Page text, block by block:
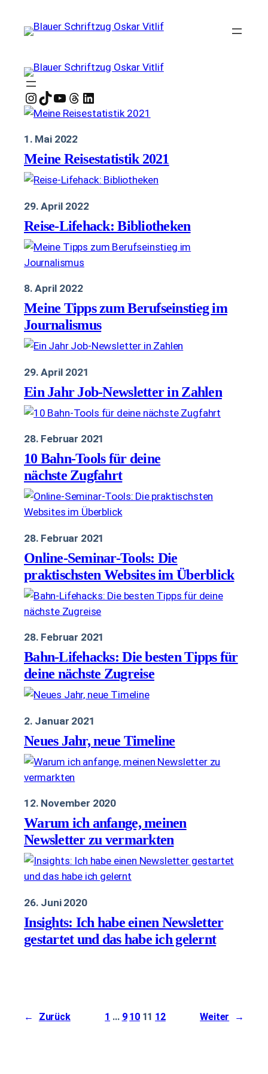
Inhalt
InstagramTikTok YouTube Threads LinkedIn
1. Mai 2022
Meine Reisestatistik 2021
29. April 2022
Reise-Lifehack: Bibliotheken
8. April 2022
Meine Tipps zum Berufseinstieg im
Journalismus
29. April 2021
Ein Jahr Job-Newsletter in Zahlen
28. Februar 2021
10 Bahn-Tools für deine
nächste Zugfahrt
28. Februar 2021
Online-Seminar-Tools: Die
praktischsten Websites im Überblick
28. Februar 2021
Bahn-Lifehacks: Die besten Tipps für
deine nächste Zugreise
2. Januar 2021
Neues Jahr, neue Timeline
12. November 2020
Warum ich anfange, meinen
Newsletter zu vermarkten
26. Juni 2020
Insights: Ich habe einen Newsletter
gestartet und das habe ich gelernt
← Zurück 1 … 9 10 11 12 Weiter →